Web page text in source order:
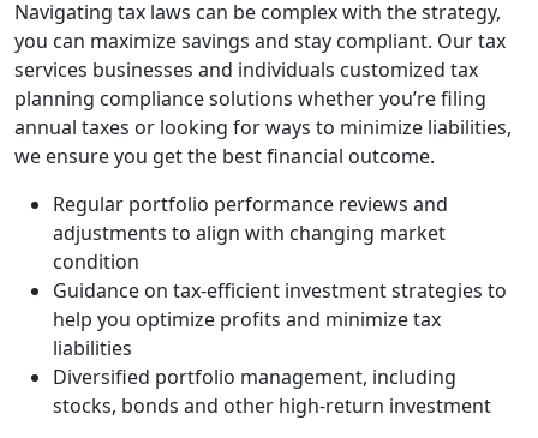
Navigating tax laws can be complex with the strategy,
you can maximize savings and stay compliant. Our tax
services businesses and individuals customized tax
planning compliance solutions whether you’re filing
annual taxes or looking for ways to minimize liabilities,
we ensure you get the best financial outcome.
Regular portfolio performance reviews and
adjustments to align with changing market
condition
Guidance on tax-efficient investment strategies to
help you optimize profits and minimize tax
liabilities
Diversified portfolio management, including
stocks, bonds and other high-return investment